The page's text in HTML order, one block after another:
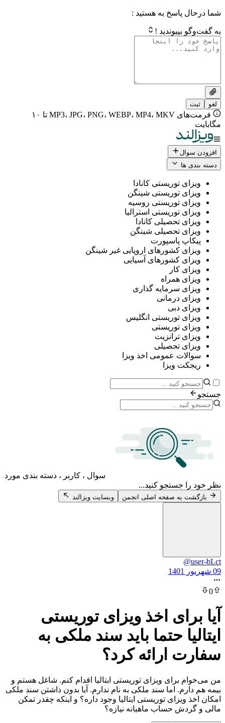
پاسخ به هستید :
!
فرمت‌های MP3، JPG، PNG، WEBP، MP4، MKV تا ۱۰
ها
توریستی کانادا
توریستی شینگن
توریستی روسیه
توریستی استرالیا
تحصیلی کانادا
تحصیلی شینگن
پاسپورت
کشورهای اروپایی غیر شینگن
کشورهای آسیایی
کار
همراه
سرمایه گذاری
درمانی
دبی
توریستی انگلیس
توریستی
ترانزیت
تحصیلی
عمومی اخذ ویزا
ویزا
سوال ، کاربر ، دسته بندی مورد
جستجو کنید...
به صفحه اصلی انجمن وبسایت ویزالند
اخذ ویزای توریستی
حتما باید سند ملکی به
ارائه کرد؟
برای ویزای توریستی ایتالیا اقدام کنم. شاغل هستم و
اما سند ملکی به نام ندارم. آیا بدون داشتن سند ملکی
توریستی ایتالیا وجود داره؟ و اینکه چقدر تمکن
حساب ماهیانه نیازه؟